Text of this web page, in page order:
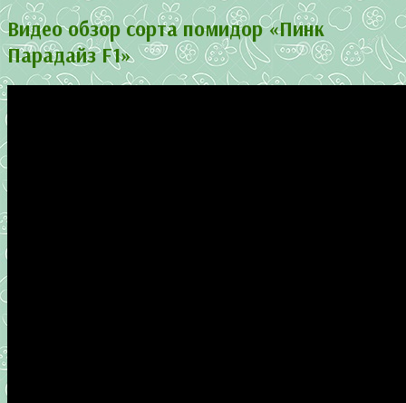
Видео обзор сорта помидор «Пинк
Парадайз F1»